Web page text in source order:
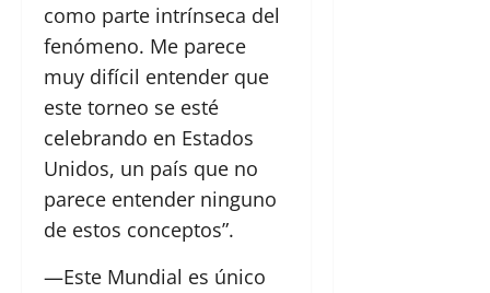
como parte intrínseca del
fenómeno. Me parece
muy difícil entender que
este torneo se esté
celebrando en Estados
Unidos, un país que no
parece entender ninguno
de estos conceptos”.
—Este Mundial es único